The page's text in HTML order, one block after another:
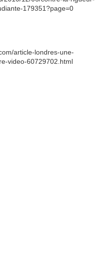
179351?page=0
article-londres-une-
video-60729702.html